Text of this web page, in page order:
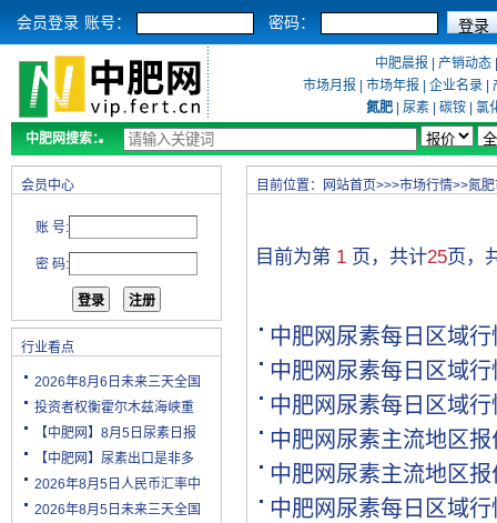
会员登录 账号： 密码：
中肥晨报 产销动态
市场月报
市场年报 企业名录
氮肥
尿素 碳铵
氯
中肥网搜索：
会员中心
账 号:
密 码:
行业看点
2026年8月6日未来三天全国
投资者权衡霍尔木兹海峡重
【中肥网】8月5日尿素日报
【中肥网】尿素出口是非多
2026年8月5日人民币汇率中
2026年8月5日未来三天全国
目前位置： 网站首页>>>市场行情>>氮
目前为第 1页，共计25页，
中肥网尿素每日区域行
中肥网尿素每日区域行
中肥网尿素每日区域行
中肥网尿素主流地区
中肥网尿素主流地区
中肥网尿素每日区域行